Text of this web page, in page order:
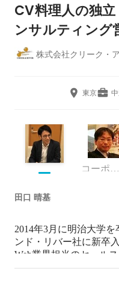
CV料理人の独
ンサルティング
株式会社クリーク・
東京
コーポレート・スタッフ
田口 晴基
2014年3月に明治大学
ンド・リバー社に新卒
Web業界担当のセール
目社長賞、6年目チーム